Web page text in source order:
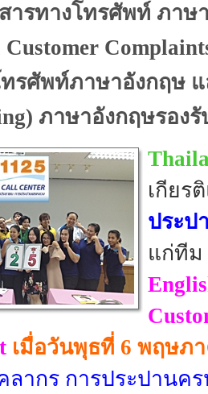
ารทางโทรศัพท์ ภาษ
Customer
รศัพท์ภาษาอังกฤษ
ภาษาอังกฤษรอง
เกียร
ประป
แก่ทีม
เมื่อวันพุธที่ 6 พฤษภ
ากร การประปานคร